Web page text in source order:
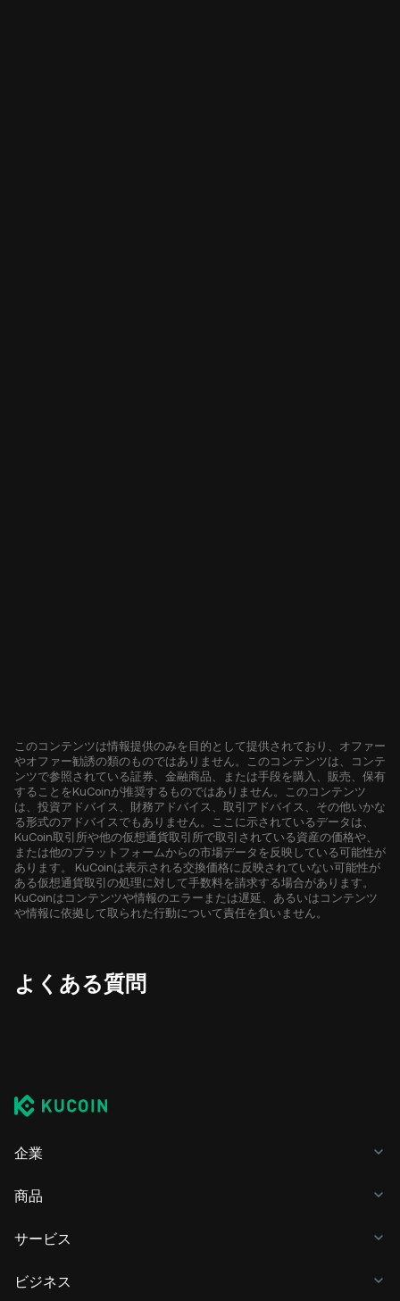
このコンテンツは情報提供のみを目的として提供されており、オファー
やオファー勧誘の類のものではありません。このコンテンツは、コンテ
ンツで参照されている証券、金融商品、または手段を購入、販売、保有
することをKuCoinが推奨するものではありません。このコンテンツ
は、投資アドバイス、財務アドバイス、取引アドバイス、その他いかな
る形式のアドバイスでもありません。ここに示されているデータは、
KuCoin取引所や他の仮想通貨取引所で取引されている資産の価格や、
または他のプラットフォームからの市場データを反映している可能性が
あります。 KuCoinは表示される交換価格に反映されていない可能性が
ある仮想通貨取引の処理に対して手数料を請求する場合があります。
KuCoinはコンテンツや情報のエラーまたは遅延、あるいはコンテンツ
や情報に依拠して取られた行動について責任を負いません。
よくある質問
企業
商品
サービス
ビジネス